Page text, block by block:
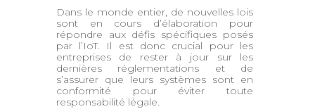
Dans le monde entier, de nouvelles lois
sont en cours d’élaboration pour
répondre aux défis spécifiques posés
par l’IoT. Il est donc crucial pour les
entreprises de rester à jour sur les
dernières réglementations et de
s’assurer que leurs systèmes sont en
conformité pour éviter toute
responsabilité légale.